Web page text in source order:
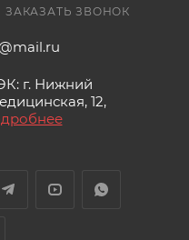
ЗАКАЗАТЬ ЗВОНОК
г. Нижний
12,